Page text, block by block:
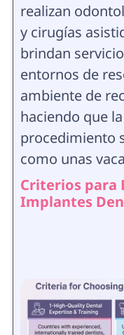
realizan
y cirugías
brindan
entornos de
ambiente de
haciendo que
procedimiento
como unas
Criterios para
Implantes